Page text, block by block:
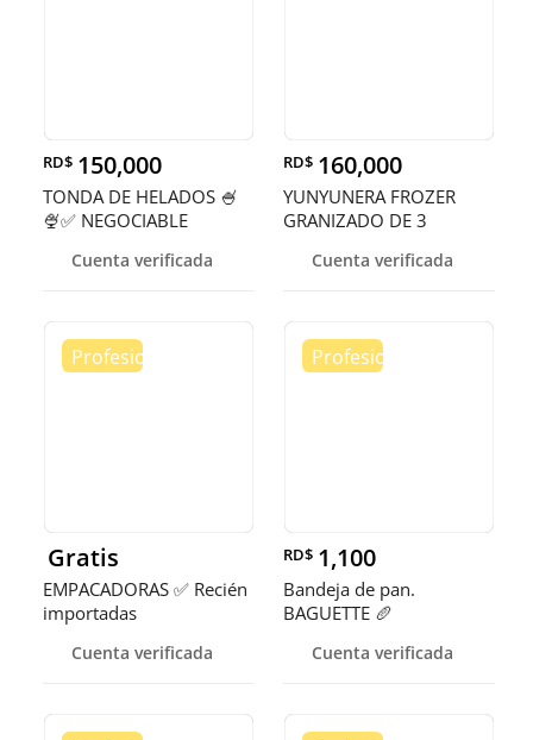
RD$ 150,000
TONDA DE HELADOS 🍧
🍨✅ NEGOCIABLE
Cuenta verificada
RD$ 160,000
YUNYUNERA FROZER
GRANIZADO DE 3
Cuenta verificada
Gratis
EMPACADORAS ✅ Recién
importadas
Cuenta verificada
RD$ 1,100
Bandeja de pan.
BAGUETTE 🥖
Cuenta verificada